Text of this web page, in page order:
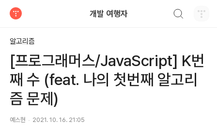
개발 여행자
알고리즘
[프로그래머스/JavaScript] K번
째 수 (feat. 나의 첫번째 알고리
즘 문제)
예스현 2021. 10. 16. 21:05